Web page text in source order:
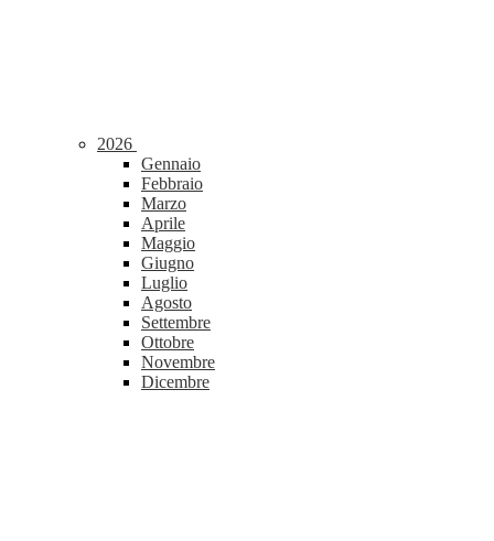
2026
Gennaio
Febbraio
Marzo
Aprile
Maggio
Giugno
Luglio
Agosto
Settembre
Ottobre
Novembre
Dicembre